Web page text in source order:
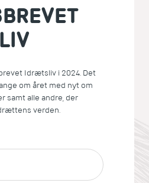
Idrætsliv i 2024. Det
om året med nyt om
samt alle andre, der
verden.